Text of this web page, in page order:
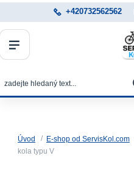
+420732562562
Úvod E-shop od ServisKol.com
kola typu V